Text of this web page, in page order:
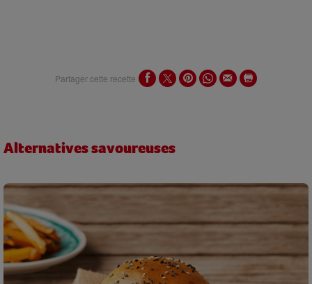
Partager cette recette
Alternatives savoureuses